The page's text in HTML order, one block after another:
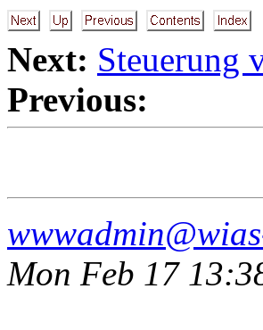
Next: Steuerung
Previous:
Mon Feb 17